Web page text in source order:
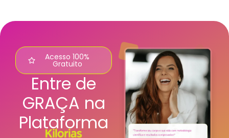
Acesso 100%
Gratuito
Entre de
GRAÇA na
Plataforma